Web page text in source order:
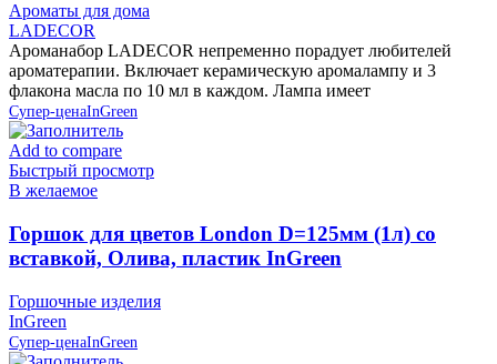
Ароматы для дома
LADECOR
Ароманабор LADECOR непременно порадует любителей
ароматерапии. Включает керамическую аромалампу и 3
флакона масла по 10 мл в каждом. Лампа имеет
Супер-ценаInGreen
Add to compare
Быстрый просмотр
В желаемое
Горшок для цветов London D=125мм (1л) со
вставкой, Олива, пластик InGreen
Горшочные изделия
InGreen
Супер-ценаInGreen